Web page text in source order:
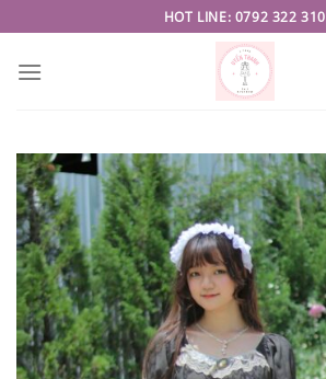
to
content
HOT LINE: 0792 322 310